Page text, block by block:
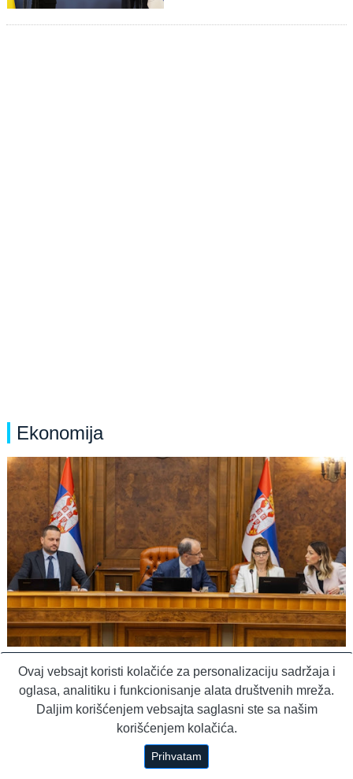
Ekonomija
Pištaljka: Vlada oprostila dug od 1,3 miliona
evra JRB-u, oni uplatili 1,7 miliona fondu Vista
rika
Ovaj vebsajt koristi kolačiće za personalizaciju sadržaja i
oglasa, analitiku i funkcionisanje alata društvenih mreža.
Daljim korišćenjem vebsajta saglasni ste sa našim
korišćenjem kolačića.
Prihvatam